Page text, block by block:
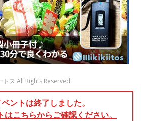
トス All Rights Reserved.
ントは終了しました。
こちらからご確認ください。